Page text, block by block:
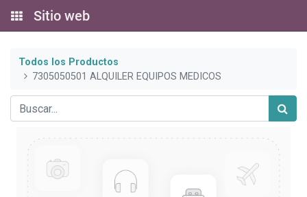
Sitio web
Todos los Productos
7305050501 ALQUILER EQUIPOS MEDICOS